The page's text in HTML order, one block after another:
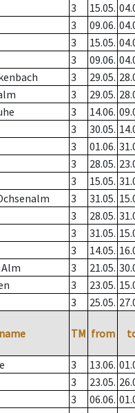
3 15.05.
3 09.06.
3 15.05.
3 09.06.
3 29.05.
3 29.05.
3 14.06.
3 30.05.
3 01.06.
3 28.05.
3 15.05.
3 31.05.
3 28.05.
3 31.05.
3 14.05.
3 21.05.
3 23.05.
3 25.05.
TM from
3 13.06.
3 23.05.
3 06.06.